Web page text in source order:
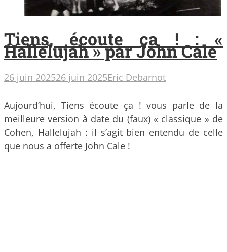
Tiens, écoute ça ! : «
Hallelujah » par John Cale
26 juin 202526 juin 2025Eric Debarnot
Aujourd’hui, Tiens écoute ça ! vous parle de la
meilleure version à date du (faux) « classique » de
Cohen, Hallelujah : il s’agit bien entendu de celle
que nous a offerte John Cale !